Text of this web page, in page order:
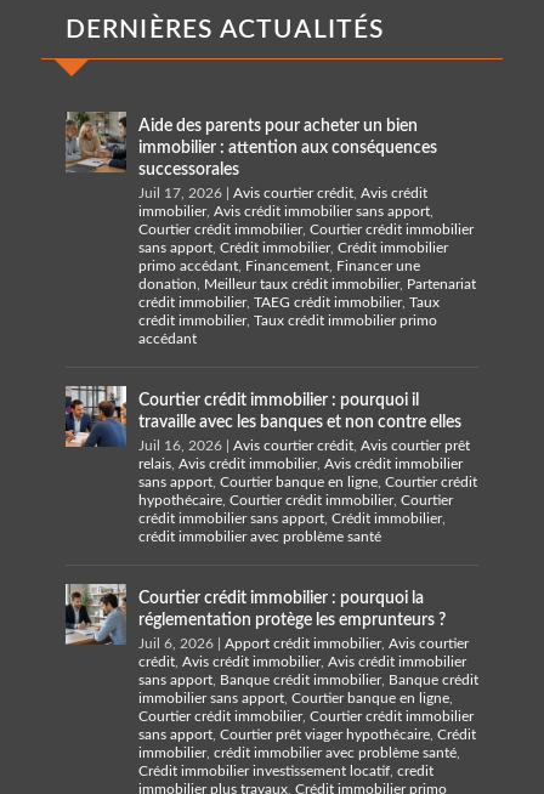
DERNIÈRES ACTUALITÉS
Aide des parents pour acheter un bien
immobilier : attention aux conséquences
successorales
Juil 17, 2026| Avis courtier crédit, Avis crédit
immobilier, Avis crédit immobilier sans apport,
Courtier crédit immobilier, Courtier crédit immobilier
sans apport, Crédit immobilier, Crédit immobilier
primo accédant, Financement,
Financer une
donation
Meilleur taux crédit immobilier, Partenariat
crédit immobilier, TAEG crédit immobilier, Taux
crédit immobilier, Taux crédit immobilier primo
accédant
Courtier crédit immobilier : pourquoi il
travaille avec les banques et non contre elles
Juil 16, 2026| Avis courtier crédit, Avis courtier prêt
relais, Avis crédit immobilier, Avis crédit immobilier
sans apport, Courtier banque en ligne, Courtier crédit
hypothécaire, Courtier crédit immobilier, Courtier
crédit immobilier sans apport, Crédit immobilier,
crédit immobilier avec problème santé
Courtier crédit immobilier : pourquoi la
réglementation protège les emprunteurs ?
Juil 6, 2026| Apport crédit immobilier, Avis courtier
crédit, Avis crédit immobilier, Avis crédit immobilier
sans apport, Banque crédit immobilier, Banque crédit
immobilier sans apport, Courtier banque en ligne,
Courtier crédit immobilier, Courtier crédit immobilier
sans apport, Courtier prêt viager hypothécaire, Crédit
immobilier, crédit immobilier avec problème santé,
Crédit immobilier investissement locatif, credit
immobilier plus travaux, Crédit immobilier primo